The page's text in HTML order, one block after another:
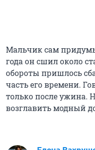
Мальчик сам
года он сшил около
обороты пришлось
часть его времени.
только после ужина.
возглавить модный